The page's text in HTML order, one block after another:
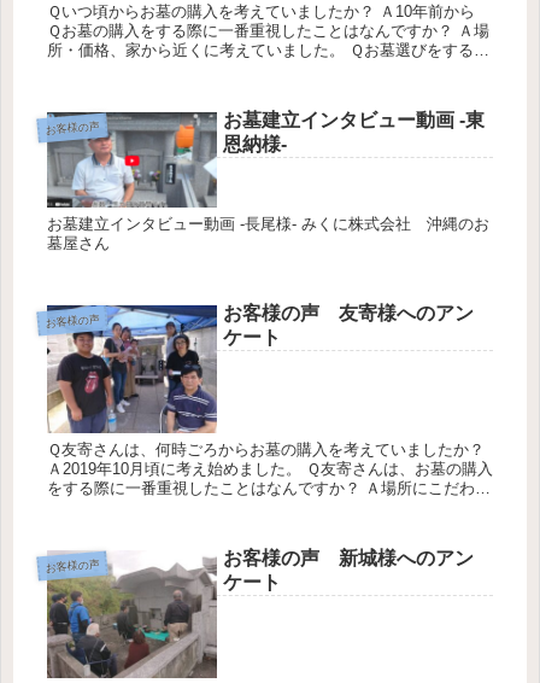
Ｑいつ頃からお墓の購入を考えていましたか？ Ａ10年前から
Ｑお墓の購入をする際に一番重視したことはなんですか？ Ａ場
所・価格、家から近くに考えていました。 Ｑお墓選びをする時
お客様の声
お墓建立インタビュー動画 -東
恩納様-
お墓建立インタビュー動画 -長尾様- みくに株式会社 沖縄のお
墓屋さん
お客様の声
お客様の声 友寄様へのアン
ケート
Ｑ友寄さんは、何時ごろからお墓の購入を考えていましたか？
Ａ2019年10月頃に考え始めました。 Ｑ友寄さんは、お墓の購入
をする際に一番重視したことはなんですか？ Ａ場所にこだわり
お客様の声
お客様の声 新城様へのアン
ケート